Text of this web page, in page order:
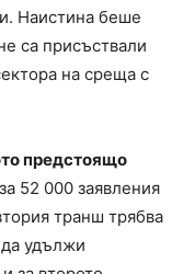
Наистина беше
са присъствали
на среща с
предстоящо
52 000 заявления
транш трябва
удължи